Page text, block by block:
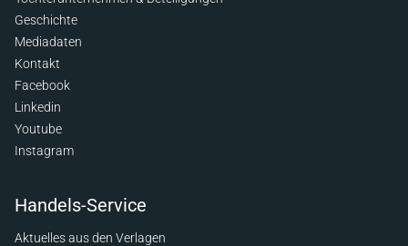
Geschichte
Mediadaten
Kontakt
Facebook
Linkedin
Youtube
Instagram
Handels-Service
Aktuelles aus den Verlagen